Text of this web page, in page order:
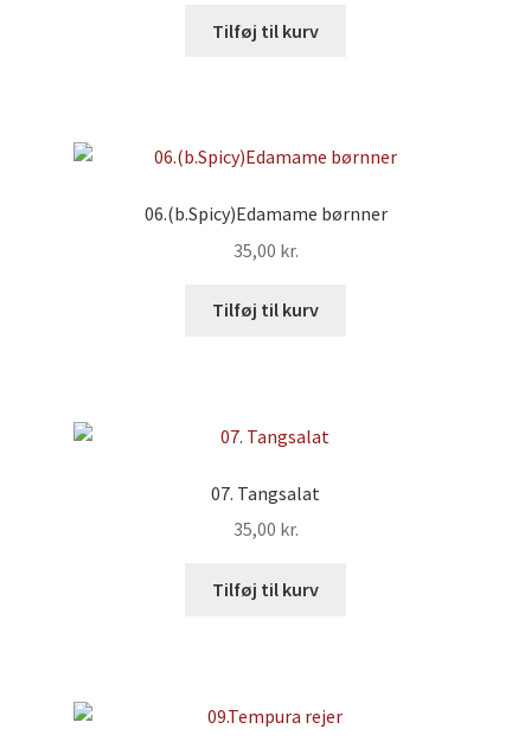
Tilføj til kurv
06.(b.Spicy)Edamame børnner
35,00 kr.
Tilføj til kurv
07. Tangsalat
35,00 kr.
Tilføj til kurv